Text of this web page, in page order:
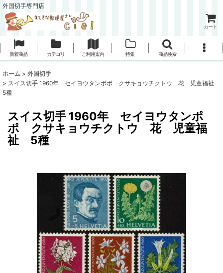
外国切手専門店
カート
新着商品 カテゴリ ご利用案内 特集 商品検索
ホーム > 外国切手
> スイス切手 1960年 セイヨウタンポポ クサキョウチクトウ 花 児童福祉
5種
スイス切手 1960年 セイヨウタンポ
ポ クサキョウチクトウ 花 児童福
祉 5種